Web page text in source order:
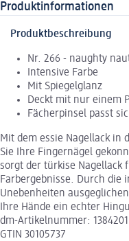
Produktinformationen
Produktbeschreibung
Nr. 266 - naughty
Intensive Farbe
Mit Spiegelglanz
Deckt mit nur einem
Fächerpinsel passt
Mit dem essie Nagellack in
Sie Ihre Fingernägel
sorgt der türkise Nagellack
Farbergebnisse. Durch die
Unebenheiten
Ihre Hände ein echter
dm-Artikelnummer: 1384201
GTIN 30105737